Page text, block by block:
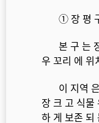
① 장 평
본 구 는 장
우 꼬리 에 위
이 지역 은
장 크 고 식물
하 게 보존 되